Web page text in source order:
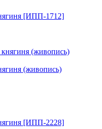
[ИПП-1712]
(живопись)
[ИПП-2228]